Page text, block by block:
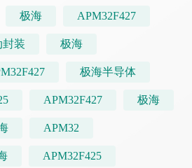
极海 APM32F427
封装 极海
极海半导体
APM32F427 极海
APM32
APM32F425